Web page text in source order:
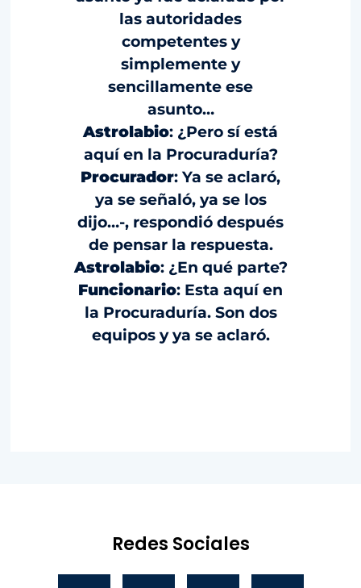
las autoridades
competentes y
simplemente y
sencillamente ese
asunto…
Astrolabio: ¿Pero sí está
aquí en la Procuraduría?
Procurador: Ya se aclaró,
ya se señaló, ya se los
dijo…-, respondió después
de pensar la respuesta.
Astrolabio: ¿En qué parte?
Funcionario: Esta aquí en
la Procuraduría. Son dos
equipos y ya se aclaró.
Redes Sociales